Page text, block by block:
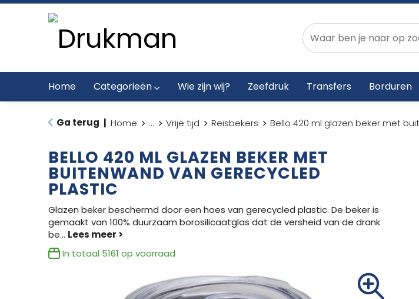
Home Categorieën Wie zijn wij? Zeefdruk Transfers Borduren
Ga terug Home ... Vrije tijd Reisbekers Bello 420 ml glazen beker met
BELLO 420 ML GLAZEN BEKER MET
BUITENWAND VAN GERECYCLED
PLASTIC
Glazen beker beschermd door een hoes van gerecycled plastic. De beker is
gemaakt van 100% duurzaam borosilicaatglas dat de versheid van de drank
be...
In totaal 5161 op voorraad